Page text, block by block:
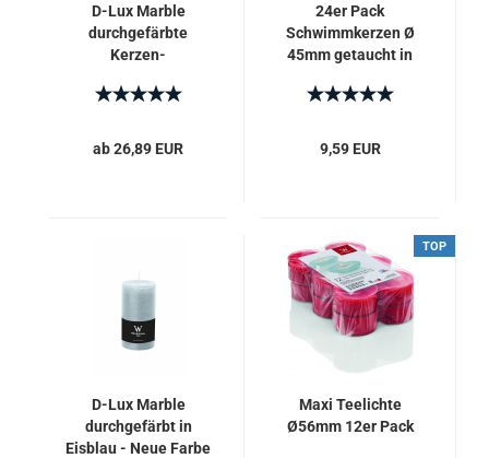
D-Lux Marble
durchgefärbte
Kerzen-
ab 26,89 EUR
24er Pack
Schwimmkerzen Ø
45mm getaucht in
Farben zur Auswahl
9,59 EUR
D-Lux Marble
durchgefärbt in
Eisblau - Neue Farbe
TOP
Maxi Teelichte
Ø56mm 12er Pack